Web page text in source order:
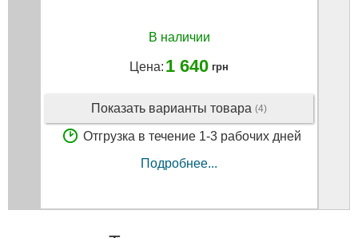
В наличии
Цена: 1 640 грн
Показать варианты товара (4)
Отгрузка в течение 1-3 рабочих дней
Подробнее...